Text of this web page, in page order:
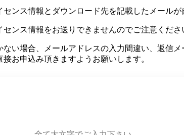
ンス情報とダウンロード先を記載したメールが
ンス情報をお送りできませんのでご注意くださ
い場合、メールアドレスの入力間違い、返信
接お申込み頂きますようお願いします。